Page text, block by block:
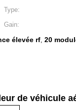
Type:
Gain:
élevée rf, 20
de véhicule